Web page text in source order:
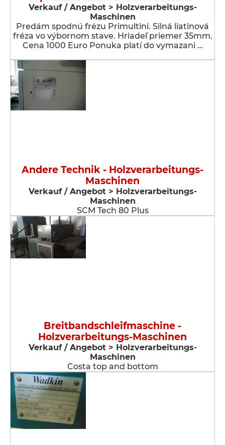
Verkauf / Angebot > Holzverarbeitungs-
Maschinen
Predám spodnú frézu Primultini. Silná liatinová
fréza vo výbornom stave. Hriadeľ priemer 35mm.
Cena 1000 Euro Ponuka platí do vymazani …
Andere Technik - Holzverarbeitungs-
Maschinen
Verkauf / Angebot > Holzverarbeitungs-
Maschinen
SCM Tech 80 Plus
Breitbandschleifmaschine -
Holzverarbeitungs-Maschinen
Verkauf / Angebot > Holzverarbeitungs-
Maschinen
Costa top and bottom